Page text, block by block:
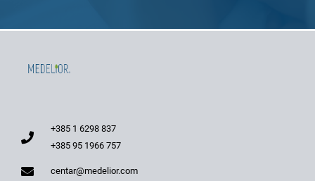
+385 1 6298 837
+385 95 1966 757
centar@medelior.com